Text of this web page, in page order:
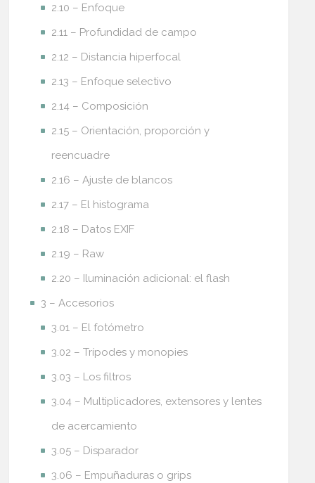
2.10 – Enfoque
2.11 – Profundidad de campo
2.12 – Distancia hiperfocal
2.13 – Enfoque selectivo
2.14 – Composición
2.15 – Orientación, proporción y
reencuadre
2.16 – Ajuste de blancos
2.17 – El histograma
2.18 – Datos EXIF
2.19 – Raw
2.20 – Iluminación adicional: el flash
3 – Accesorios
3.01 – El fotómetro
3.02 – Trípodes y monopies
3.03 – Los filtros
3.04 – Multiplicadores, extensores y lentes
de acercamiento
3.05 – Disparador
3.06 – Empuñaduras o grips